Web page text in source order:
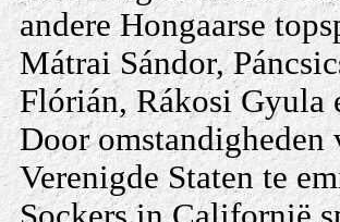
andere Hongaarse
Mátrai Sándor,
Flórián, Rákosi Gyula
Door
Verenigde Staten te